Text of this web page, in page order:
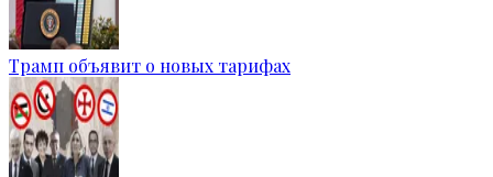
Трамп объявит о новых тарифах